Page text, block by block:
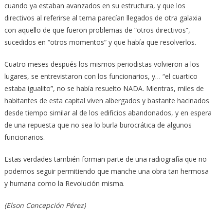
cuando ya estaban avanzados en su estructura, y que los
directivos al referirse al tema parecían llegados de otra galaxia
con aquello de que fueron problemas de “otros directivos”,
sucedidos en “otros momentos” y que había que resolverlos.
Cuatro meses después los mismos periodistas volvieron a los
lugares, se entrevistaron con los funcionarios, y… “el cuartico
estaba igualito”, no se había resuelto NADA. Mientras, miles de
habitantes de esta capital viven albergados y bastante hacinados
desde tiempo similar al de los edificios abandonados, y en espera
de una repuesta que no sea lo burla burocrática de algunos
funcionarios.
Estas verdades también forman parte de una radiografía que no
podemos seguir permitiendo que manche una obra tan hermosa
y humana como la Revolución misma.
(Elson Concepción Pérez)